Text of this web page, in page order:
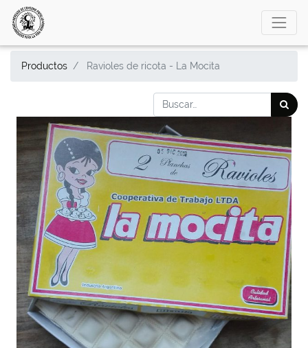
Productos Ravioles de ricota - La Mocita